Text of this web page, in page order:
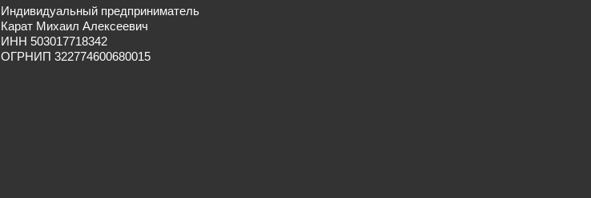
Индивидуальный предприниматель
Карат Михаил Алексеевич
ИНН 503017718342
ОГРНИП 322774600680015